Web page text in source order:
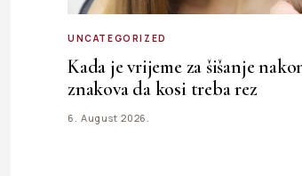
UNCATEGORIZED
Kada je vrijeme za šišanje
znakova da kosi treba rez
6. August 2026.